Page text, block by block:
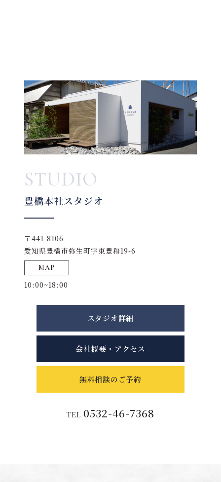
STUDIO
豊橋本社スタジオ
〒441-8106
愛知県豊橋市弥生町字東豊和19-6
MAP
10:00~18:00
スタジオ詳細
会社概要・アクセス
無料相談のご予約
TEL 0532-46-7368